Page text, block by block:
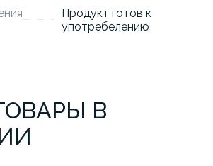
Продукт готов к
употребелению
В